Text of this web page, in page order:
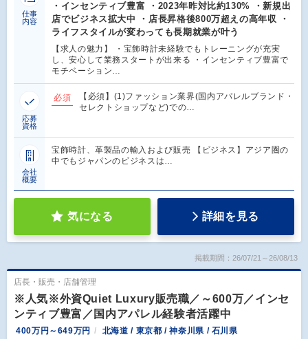
仕事
内容
・インセンティブ豊富 ・2023年昨対比約130% ・新規出
店でビジネス拡大中 ・店長昇格後800万超えの高年収 ・
ライフスタイルが変わっても長期就業が叶う
【求人の魅力】 ・宝飾時計未経験でもトレーニングが充実
し、安心して業務スタートが出来る ・インセンティブ豊富で
モチベーション…
応募
資格
必須
【必須】(1)ファッション業界(国内アパレルブランド・
セレクトショップなど)での…
会社
概要
宝飾時計、革製品の輸入および販売 【ビジネス】アジア圏の
中でもジャパンのビジネスは…
気になる 詳細を見る
掲載期間：26/07/21～26/08/13
店長・販売・店舗管理
※人気※外資Quiet Luxury販売職／～600万／インセ
ンティブ豊富／国内アパレル経験者活躍中
400万円～649万円 北海道 / 東京都 / 神奈川県 / 石川県